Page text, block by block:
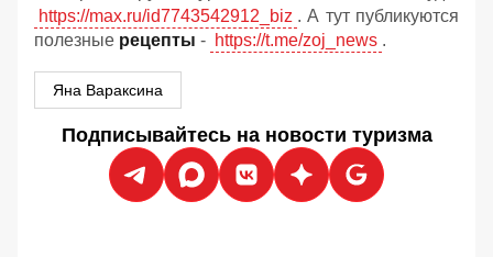
https://max.ru/id7743542912_biz . А тут публикуются
полезные рецепты - https://t.me/zoj_news .
Яна Вараксина
Подписывайтесь на новости туризма